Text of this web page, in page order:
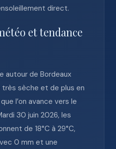
direct.
et tendance
autour de Bordeaux
sèche et de plus en
l’on avance vers le
30 juin 2026, les
de 18°C à 29°C,
0 mm et une